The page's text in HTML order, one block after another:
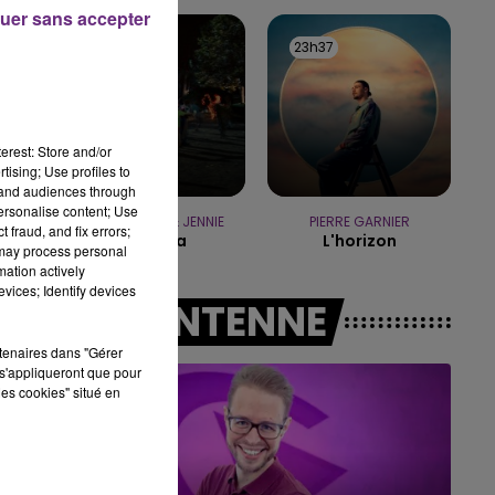
10h00 - 14h00
LE TICKET DE CAISSE
TAME IMPALA & JENNIE
Dracula
23h37
23h37
PIERRE GARNIER
L'horizon
A L'ANTENNE
Store and/or
Use profiles to
audiences through
content; Use
fraud, and fix errors;
process personal
actively
Identify devices
dans "Gérer
que pour
cookies" situé en
sans accepter